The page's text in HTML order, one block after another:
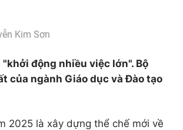
Kim Sơn
động nhiều việc lớn". Bộ
của ngành Giáo dục và Đào tạo
2025 là xây dựng thể chế mới về